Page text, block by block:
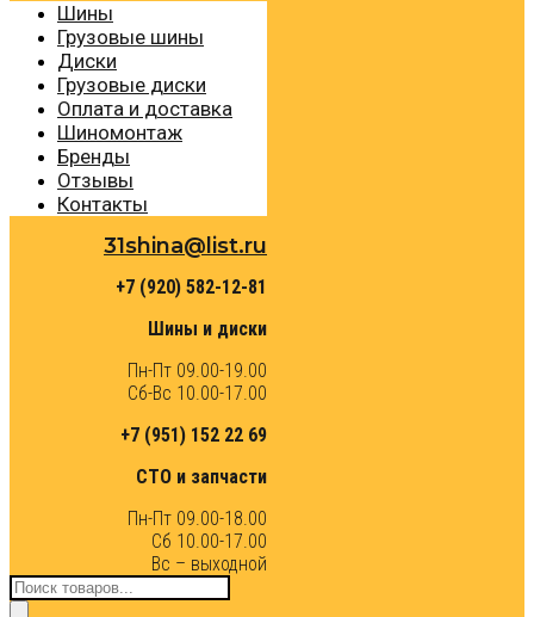
Шины
Грузовые шины
Диски
Грузовые диски
Оплата и доставка
Шиномонтаж
Бренды
Отзывы
Контакты
31shina@list.ru
+7 (920) 582-12-81
Шины и диски
Пн-Пт 09.00-19.00
Сб-Вс 10.00-17.00
+7 (951) 152 22 69
СТО и запчасти
Пн-Пт 09.00-18.00
Сб 10.00-17.00
Вс – выходной
Поиск
товаров